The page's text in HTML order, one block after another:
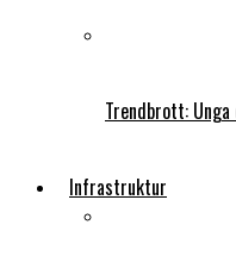
Trendbrott:
Infrastruktur